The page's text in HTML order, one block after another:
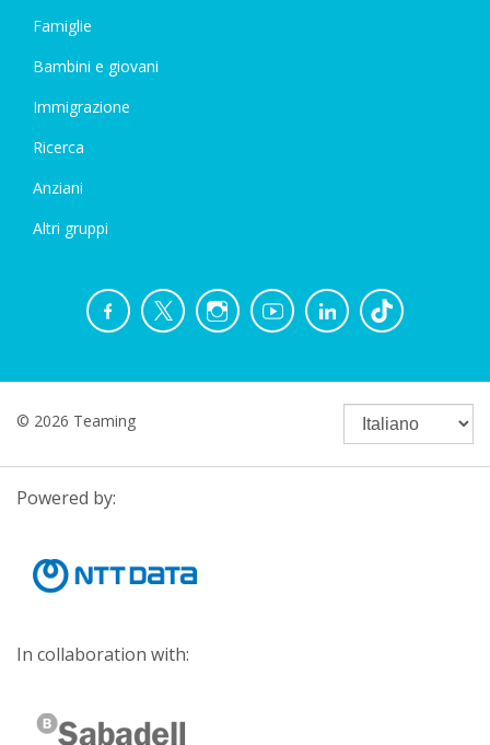
Famiglie
Bambini e giovani
Immigrazione
Ricerca
Anziani
Altri gruppi
© 2026 Teaming
Powered by:
In collaboration with: